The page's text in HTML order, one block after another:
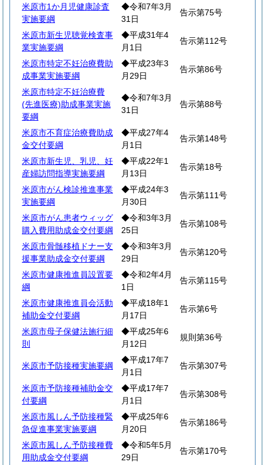
米原市1か月児健康診査
実施要綱
◆令和7年3月
31日
告示第75号
米原市新生児聴覚検査事
業実施要綱
◆平成31年4
月1日
告示第112号
米原市特定不妊治療費助
成事業実施要綱
◆平成23年3
月29日
告示第86号
米原市特定不妊治療費
(先進医療)助成事業実施
要綱
◆令和7年3月
31日
告示第88号
米原市不育症治療費助成
金交付要綱
◆平成27年4
月1日
告示第148号
米原市新生児、乳児、妊
産婦訪問指導実施要綱
◆平成22年1
月13日
告示第18号
米原市がん検診推進事業
実施要綱
◆平成24年3
月30日
告示第111号
米原市がん患者ウィッグ
購入費用助成金交付要綱
◆令和3年3月
25日
告示第108号
米原市骨髄移植ドナー支
援事業助成金交付要綱
◆令和3年3月
29日
告示第120号
米原市健康推進員設置要
綱
◆令和2年4月
1日
告示第115号
米原市健康推進員会活動
補助金交付要綱
◆平成18年1
月17日
告示第6号
米原市母子保健法施行細
則
◆平成25年6
月12日
規則第36号
米原市予防接種実施要綱
◆平成17年7
月1日
告示第307号
米原市予防接種補助金交
付要綱
◆平成17年7
月1日
告示第308号
米原市風しん予防接種緊
急促進事業実施要綱
◆平成25年6
月20日
告示第186号
米原市風しん予防接種費
用助成金交付要綱
◆令和5年5月
29日
告示第170号